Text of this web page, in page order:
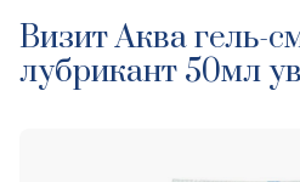
Визит Аква гель-
лубрикант 50мл